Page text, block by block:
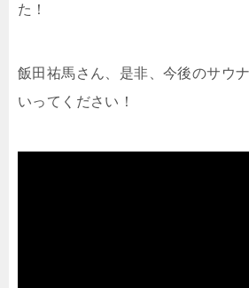
た！
飯田祐馬さん、是非、今後のサウ
いってください！